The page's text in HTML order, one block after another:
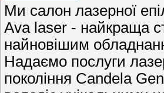
Ми салон лазерної
Ava laser - найкраща
найновішим
Надаємо послуги
покоління Candela